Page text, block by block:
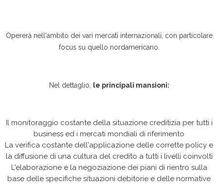
Opererà nell'ambito dei vari mercati internazionali, con particolare
focus su quello nordamericano.
Nel dettaglio, le principali mansioni:
Il monitoraggio costante della situazione creditizia per tutti i
business ed i mercati mondiali di riferimento
La verifica costante dell'applicazione delle corrette policy e
la diffusione di una cultura del credito a tutti i livelli coinvolti
L'elaborazione e la negoziazione dei piani di rientro sulla
base delle specifiche situazioni debitorie e delle normative